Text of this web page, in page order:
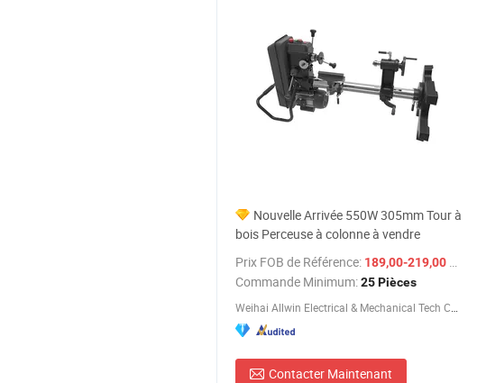
Nouvelle Arrivée 550W 305mm Tour à
bois Perceuse à colonne à vendre
Prix FOB de Référence: 189,00-219,00 $US
Commande Minimum:25 Pièces
Contacter Maintenant